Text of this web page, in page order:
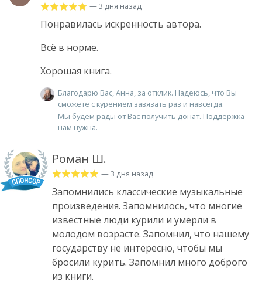
— 3 дня назад
Понравилась искренность автора.
Всё в норме.
Хорошая книга.
Благодарю Вас, Анна, за отклик. Надеюсь, что Вы
сможете с курением завязать раз и навсегда.
Мы будем рады от Вас получить донат. Поддержка
нам нужна.
Роман Ш.
— 3 дня назад
Запомнились классические музыкальные
произведения. Запомнилось, что многие
известные люди курили и умерли в
молодом возрасте. Запомнил, что нашему
государству не интересно, чтобы мы
бросили курить. Запомнил много доброго
из книги.